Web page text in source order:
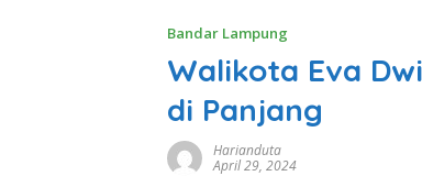
Bandar Lampung
Walikota Eva
di Panjang
Harianduta
April 29, 2024